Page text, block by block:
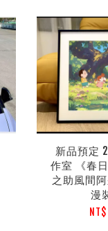
新品預定
作室 《春
之助風間
漫